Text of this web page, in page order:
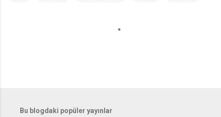
Bu blogdaki popüler yayınlar